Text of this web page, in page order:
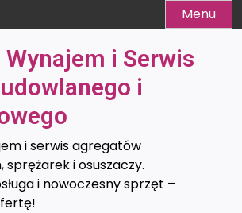
Menu
i Serwis
i
i serwis agregatów
i osuszaczy.
i nowoczesny sprzęt –